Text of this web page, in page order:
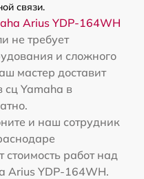
связи.
Arius YDP-164WH
не требует
и сложного
мастер доставит
сц Yamaha в
и наш сотрудник
стоимость работ над
Arius YDP-164WH.